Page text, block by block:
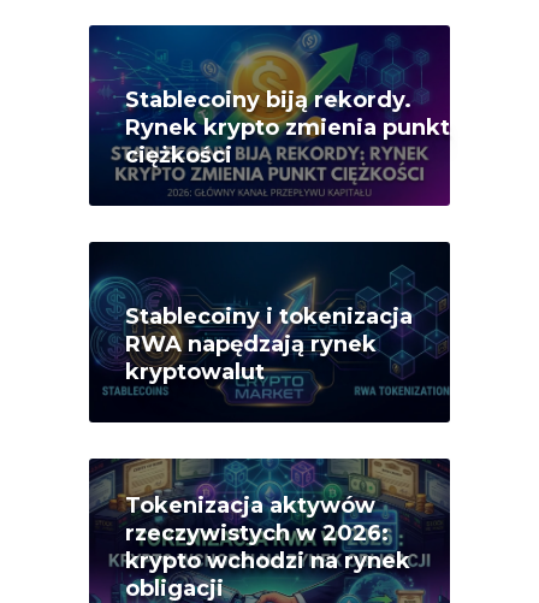
Stablecoiny biją rekordy.
Rynek krypto zmienia punkt
ciężkości
Stablecoiny i tokenizacja
RWA napędzają rynek
kryptowalut
Tokenizacja aktywów
rzeczywistych w 2026:
krypto wchodzi na rynek
obligacji